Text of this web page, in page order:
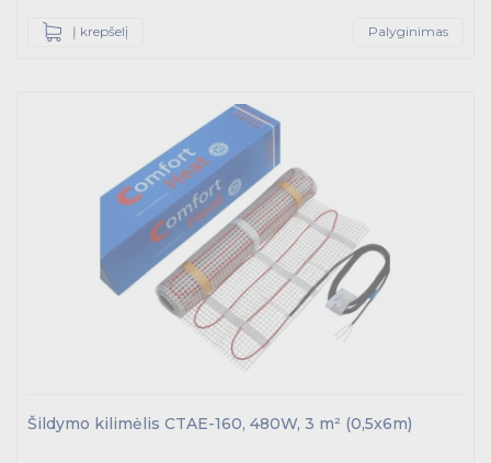
Į krepšelį Palyginimas
Šildymo kilimėlis CTAE-160, 480W, 3 m² (0,5x6m)